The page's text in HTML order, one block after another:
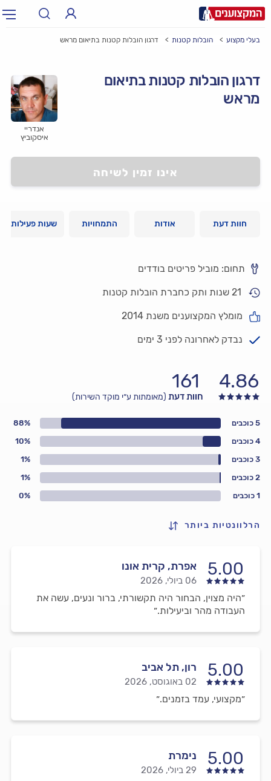
עיר תל אביב, חיפה…
בעלי מקצוע הובלות קטנות דרגון הובלות קטנות בתיאום מראש
אנדריי
איסקוביץ
דרגון הובלות קטנות בתיאום
מראש
אינו זמין לשיחה
חוות דעת אודות התמחויות שעות פעילות
תחום: מוביל פריטים בודדים
21 שנות ותק כחברת הובלות קטנות
מומלץ המקצוענים משנת 2014
נבדק לאחרונה לפני 3 ימים
4.86
161
חוות דעת (מאומתות ע״י מוקד השירות)
1 כוכבים 0%
2 כוכבים 1%
3 כוכבים 1%
4 כוכבים 10%
5 כוכבים 88%
הרלוונטיות ביותר
5.00 אפרת, קרית אונו
06 ביולי, 2026
״היה מצוין, הבחור היה תקשורתי, ברור ונעים, עשה את
העבודה מהר וביעילות.״
5.00 רון, תל אביב
02 באוגוסט, 2026
״מקצועי, עמד בזמנים.״
5.00 נימרת
29 ביולי, 2026